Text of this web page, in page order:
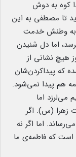
کوه به دوش
تا مصطفی به این
به وطنش خدمت
اما دل شنیدن
هیچ نشانی از
که پیداکردن‌شان
هم پیدا نمی‌شود.
می‌لرزد اما
زهرا (س). اگر
اما اگر نه
که فاطمه‌ی ما